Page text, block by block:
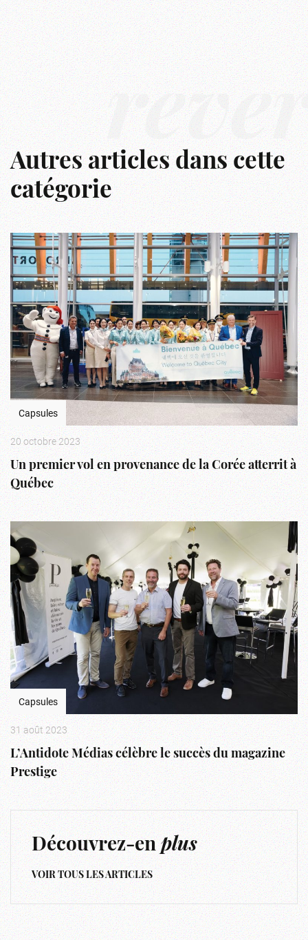
Autres articles dans cette
catégorie
Capsules
20 octobre 2023
Un premier vol en provenance de la Corée atterrit à
Québec
Capsules
31 août 2023
L’Antidote Médias célèbre le succès du magazine
Prestige
Découvrez-enplus
VOIR TOUS LES ARTICLES